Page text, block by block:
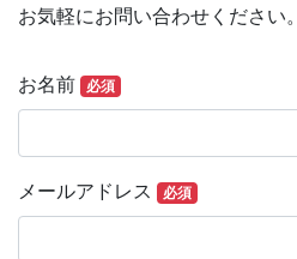
お気軽にお問い合わせください。
お問い合わせ
お名前 必須
メールアドレス 必須